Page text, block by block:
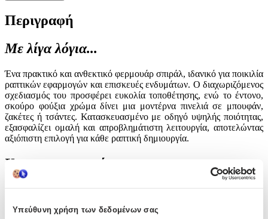
Υπεύθυνη χρήση των δεδομένων σας
Περιγραφή
Με λίγα λόγια...
Ένα πρακτικό και ανθεκτικό φερμουάρ σπιράλ, ιδανικό για ποικιλία
ραπτικών εφαρμογών και επισκευές ενδυμάτων. Ο διαχωριζόμενος
σχεδιασμός του προσφέρει ευκολία τοποθέτησης, ενώ το έντονο,
σκούρο φούξια χρώμα δίνει μια μοντέρνα πινελιά σε μπουφάν,
ζακέτες ή τσάντες. Κατασκευασμένο με οδηγό υψηλής ποιότητας,
εξασφαλίζει ομαλή και απροβλημάτιστη λειτουργία, αποτελώντας
αξιόπιστη επιλογή για κάθε ραπτική δημιουργία.
Χαρακτηριστικά
Είδος:
Φερμουάρ